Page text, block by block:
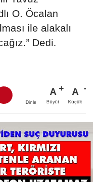
O. Öcalan
ile alakalı
Dedi.
Dinle
A
Büyüt
A
Küçült